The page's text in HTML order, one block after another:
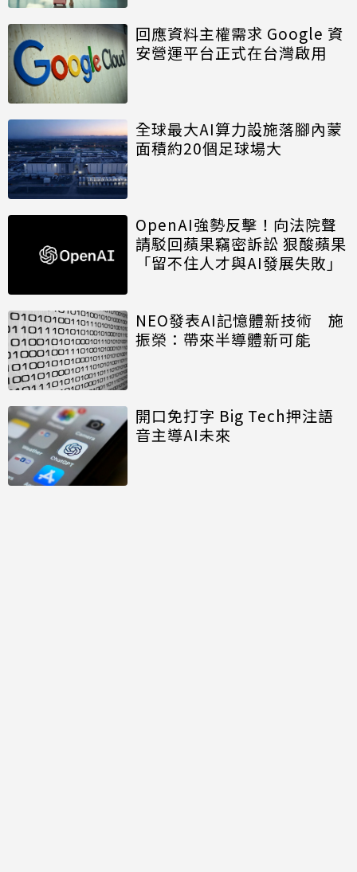
回應資料主權需求 Google 資
安營運平台正式在台灣啟用
全球最大AI算力設施落腳內蒙
面積約20個足球場大
OpenAI強勢反擊！向法院聲
請駁回蘋果竊密訴訟 狠酸蘋果
「留不住人才與AI發展失敗」
NEO發表AI記憶體新技術 施
振榮：帶來半導體新可能
開口免打字 Big Tech押注語
音主導AI未來